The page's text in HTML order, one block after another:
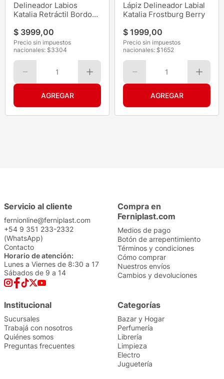
Delineador Labios
Katalia Retráctil Bordo
$ 3999,00
Precio sin impuestos
nacionales: $3304
1
Lápiz Delineador Labial
Katalia Frostburg Berry
$ 1999,00
Precio sin impuestos
nacionales: $1652
1
Servicio al cliente
fernionline@ferniplast.com
+54 9 351 233-2332
(WhatsApp)
Contacto
Horario de atención:
Lunes a Viernes de 8:30 a 17
Sábados de 9 a 14
Compra en
Ferniplast.com
Medios de pago
Botón de arrepentimiento
Términos y condiciones
Cómo comprar
Nuestros envíos
Cambios y devoluciones
Institucional
Sucursales
Trabajá con nosotros
Quiénes somos
Preguntas frecuentes
Categorías
Bazar y Hogar
Perfumería
Librería
Limpieza
Electro
Juguetería